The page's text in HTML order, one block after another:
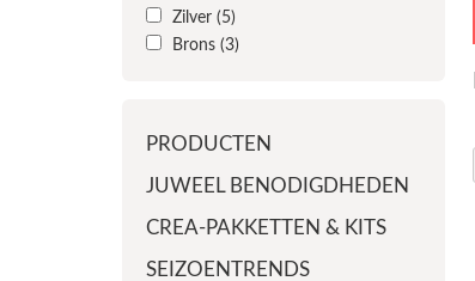
Zilver (5)
Brons (3)
PRODUCTEN
JUWEEL BENODIGDHEDEN
CREA-PAKKETTEN & KITS
SEIZOENTRENDS